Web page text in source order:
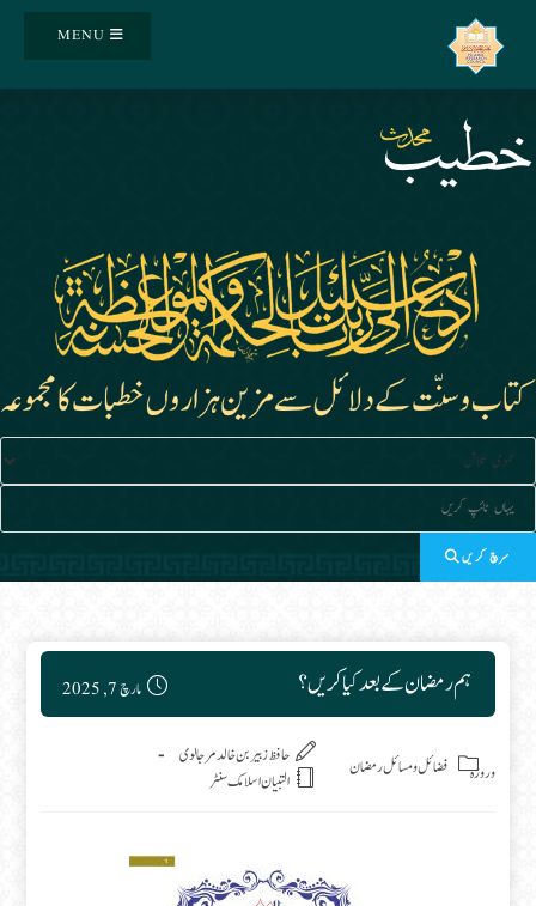
MENU
سرچ کریں
ہم رمضان کے بعد کیا کریں؟ Post published:
مارچ 7, 2025
Post category:
فضائل ومسائل رمضان وروزہ
حافظ زبیر بن خالد مرجالوی
التبیان اسلامک سنٹر